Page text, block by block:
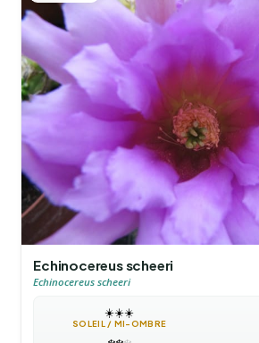
Echinocereus scheeri
Echinocereus scheeri
☀️☀️☀️
SOLEIL / MI-OMBRE